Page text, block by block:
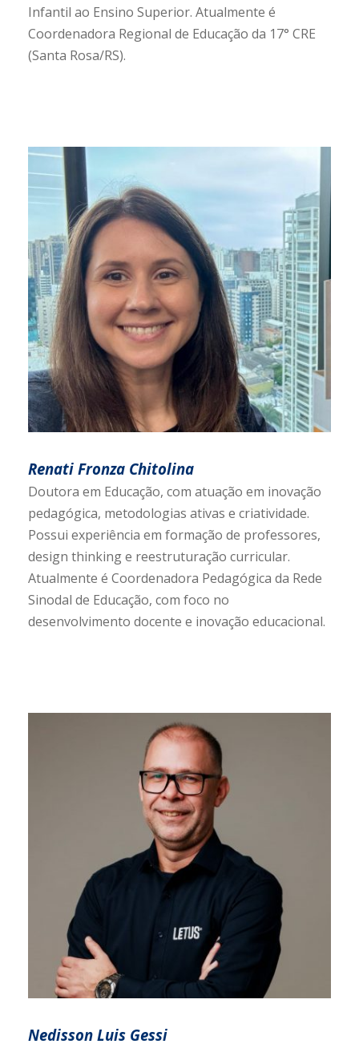
Infantil ao Ensino Superior. Atualmente é
Coordenadora Regional de Educação da 17° CRE
(Santa Rosa/RS).
Renati Fronza Chitolina
Doutora em Educação, com atuação em inovação
pedagógica, metodologias ativas e criatividade.
Possui experiência em formação de professores,
design thinking e reestruturação curricular.
Atualmente é Coordenadora Pedagógica da Rede
Sinodal de Educação, com foco no
desenvolvimento docente e inovação educacional.
Nedisson Luis Gessi